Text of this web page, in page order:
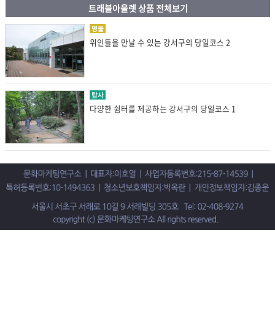
트래블아울렛 상품 전체보기
명물
위인들을 만날 수 있는 강서구의 당일코스 2
탐사
다양한 쉼터를 제공하는 강서구의 당일코스 1